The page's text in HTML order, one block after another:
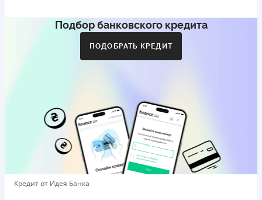
Акция: «Кешбэк за друга»
друг регистрируется и получает первый кредит (от
Бронзовый призер FinAwards 2026 «Лучшая программа
лояльности»
Первый займ
от 0,01%/день до 30 000 ₴
Повторный займ
Подбор банковского кредита
ПОДОБРАТЬ КРЕДИТ
Кредит от Идея Банка